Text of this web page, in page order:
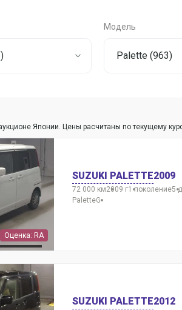
Модель
Palette (963)
Японии. Цены расчитаны по текущему
Оценка: RA
SUZUKI PALETTE2009
72 000 км2009 г1 поколение5
PaletteG
SUZUKI PALETTE2012